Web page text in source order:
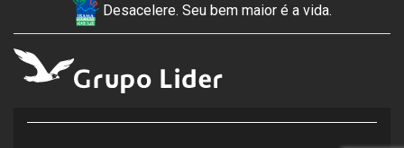
Desacelere. Seu bem maior é a vida.